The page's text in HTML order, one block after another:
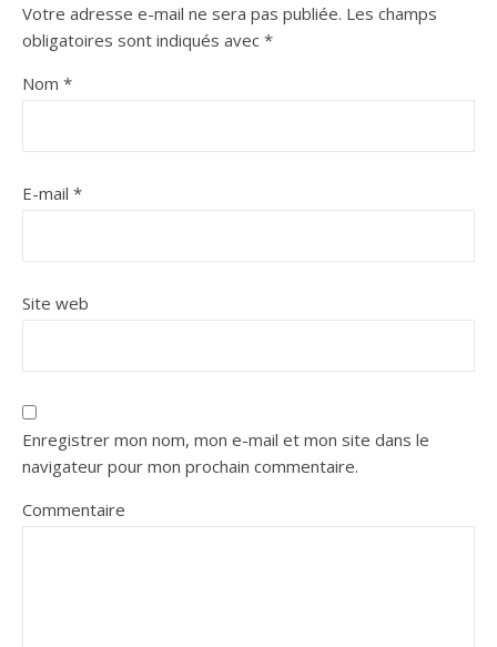
Votre adresse e-mail ne sera pas publiée. Les champs
obligatoires sont indiqués avec *
Nom *
E-mail *
Site web
Enregistrer mon nom, mon e-mail et mon site dans le
navigateur pour mon prochain commentaire.
Commentaire